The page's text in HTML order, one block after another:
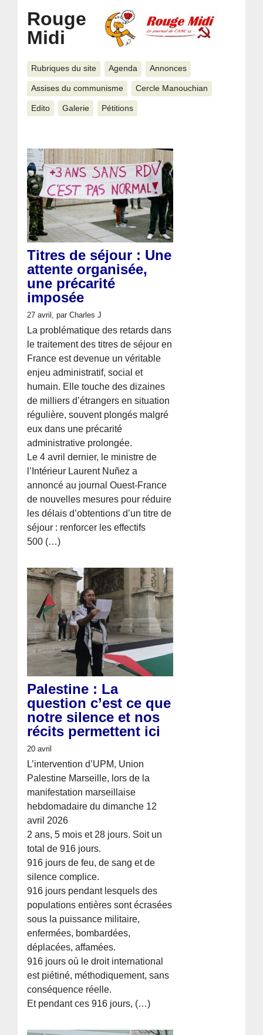
Rouge
Midi
Rubriques du site Agenda Annonces
Assises du communisme Cercle Manouchian
Edito Galerie Pétitions
Articles les plus récents
Titres de séjour : Une
attente organisée,
une précarité
imposée
27 avril , par Charles J
La problématique des retards dans
le traitement des titres de séjour en
France est devenue un véritable
enjeu administratif, social et
humain. Elle touche des dizaines
de milliers d’étrangers en situation
régulière, souvent plongés malgré
eux dans une précarité
administrative prolongée.
Le 4 avril dernier, le ministre de
l’Intérieur Laurent Nuñez a
annoncé au journal Ouest-France
de nouvelles mesures pour réduire
les délais d’obtentions d’un titre de
séjour : renforcer les effectifs
500 (…)
Palestine : La
question c’est ce que
notre silence et nos
récits permettent ici
20 avril
L’intervention d’UPM, Union
Palestine Marseille, lors de la
manifestation marseillaise
hebdomadaire du dimanche 12
avril 2026
2 ans, 5 mois et 28 jours. Soit un
total de 916 jours.
916 jours de feu, de sang et de
silence complice.
916 jours pendant lesquels des
populations entières sont écrasées
sous la puissance militaire,
enfermées, bombardées,
déplacées, affamées.
916 jours où le droit international
est piétiné, méthodiquement, sans
conséquence réelle.
Et pendant ces 916 jours, (…)